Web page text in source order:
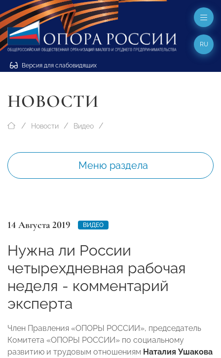
Версия для слабовидящих
RU
НОВОСТИ
Новости Видео
Меню раздела
14 Августа 2019 ВИДЕО
Нужна ли России
четырехдневная рабочая
неделя - комментарий
эксперта
Член Правления «ОПОРЫ РОССИИ», председатель
Комитета «ОПОРЫ РОССИИ» по социальному
развитию и трудовым отношениям Наталия Ушакова